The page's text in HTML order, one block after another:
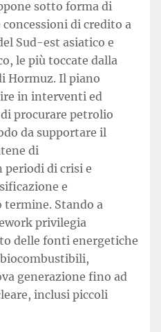
sotto forma di
di credito a
Sud-est asiatico e
le più toccate dalla
Hormuz. Il piano
in interventi ed
procurare petrolio
da supportare il
di
di crisi e
e
termine. Stando a
privilegia
delle fonti energetiche
generazione fino ad
inclusi piccoli